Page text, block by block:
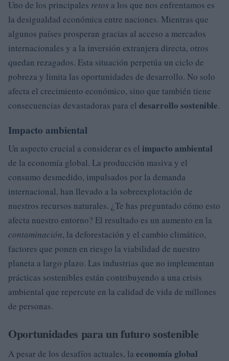
Uno de los principales retos a los que nos enfrentamos es
la desigualdad económica entre naciones. Mientras que
algunos países prosperan gracias al acceso a mercados
internacionales y a la inversión extranjera directa, otros
quedan rezagados. Esta situación perpetúa un ciclo de
pobreza y limita las oportunidades de desarrollo. No solo
afecta el crecimiento económico, sino que también tiene
consecuencias devastadoras para el desarrollo sostenible.
Impacto ambiental
Un aspecto crucial a considerar es el impacto ambiental
de la economía global. La producción masiva y el
consumo desmedido, impulsados por la demanda
internacional, han llevado a la sobreexplotación de
nuestros recursos naturales. ¿Te has preguntado cómo esto
afecta nuestro entorno? El resultado es un aumento en la
contaminación, la deforestación y el cambio climático,
factores que ponen en riesgo la viabilidad de nuestro
planeta a largo plazo. Las industrias que no implementan
prácticas sostenibles están contribuyendo a una crisis
ambiental que repercute en la calidad de vida de millones
de personas.
Oportunidades para un futuro sostenible
A pesar de los desafíos actuales, la economía global